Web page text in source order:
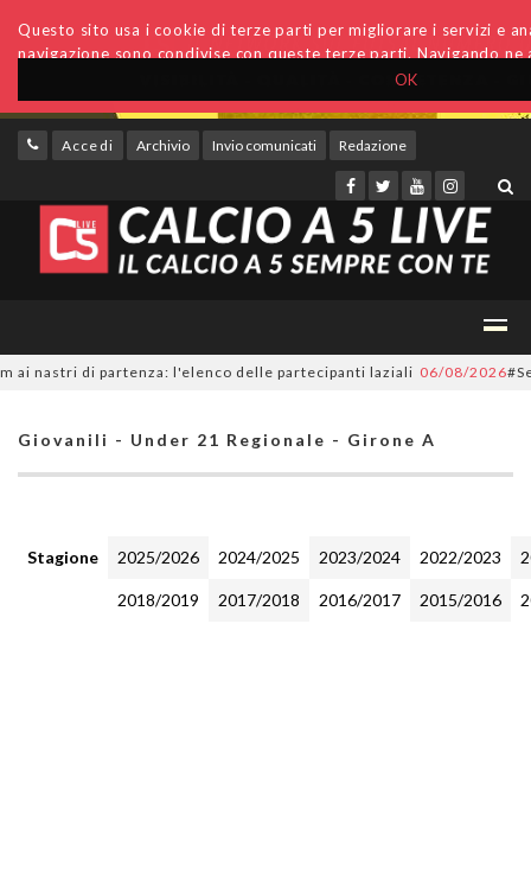
OK
Questo sito usa i cookie di terze parti per migliorare i servizi e
navigazione sono condivise con queste terze parti. Navigando
Accedi Archivio Invio comunicati Redazione
di partenza: l'elenco delle partecipanti laziali 06/08/2026
Giovanili - Under 21 Regionale - Girone A
Stagione 2025/2026 2024/2025 2023/2024 2022/2023
2018/2019 2017/2018 2016/2017 2015/2016